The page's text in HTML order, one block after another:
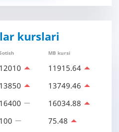
kurslari
MB kursi
12010 11915.64
13850 13749.46
16400 16034.88
100 75.48